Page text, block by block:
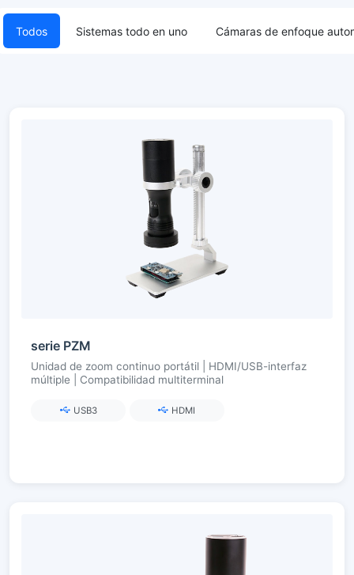
Todos Sistemas todo en uno Cámaras de enfoque
serie PZM
Unidad de zoom continuo portátil | HDMI/USB-interfaz
múltiple | Compatibilidad multiterminal
USB3 HDMI